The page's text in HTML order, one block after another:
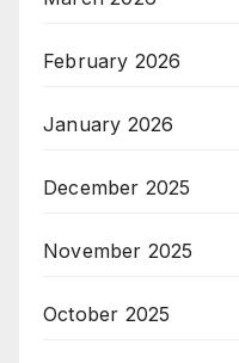
February 2026
January 2026
December 2025
November 2025
October 2025